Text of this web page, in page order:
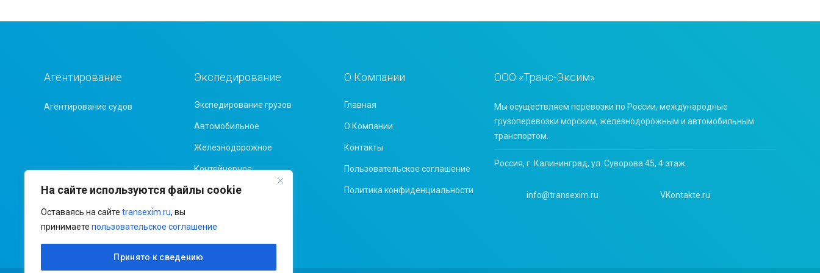
На сайте используются файлы cookie
Оставаясь на сайте transexim.ru, вы
принимаете пользовательское соглашение
Принято к сведению
Агентирование
Агентирование судов
Экспедирование
Экспедирование грузов
Автомобильное
Железнодорожное
Контейнерное
Морское
О Компании
Главная
О Компании
Контакты
Пользовательское соглашение
Политика конфиденциальности
ООО «Транс-Эксим»
Мы осуществляем перевозки по России, международные
грузоперевозки морским, железнодорожным и автомобильным
транспортом.
Россия, г. Калининград, ул. Суворова 45, 4 этаж.
info@transexim.ru VKontakte.ru